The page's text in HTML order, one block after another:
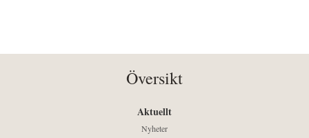
Översikt
Aktuellt
Nyheter